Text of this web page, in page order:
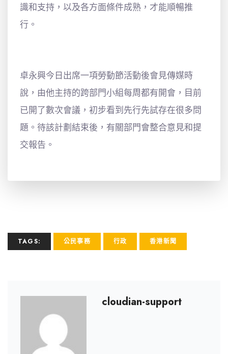
識和支持，以及各方面條件成熟，才能順暢推
行。
卓永興今日出席一項勞動節活動後會見傳媒時
說，由他主持的跨部門小組每周都有開會，目前
已開了數次會議，初步看到先行先試存在很多問
題。待該計劃結束後，有關部門會整合意見和提
交報告。
TAGS: 公民事務 行政 香港新聞
cloudian-support